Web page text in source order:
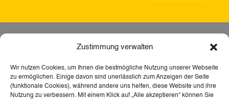
Zustimmung verwalten
Wir nutzen Cookies, um Ihnen die bestmögliche Nutzung unserer Webseite
zu ermöglichen. Einige davon sind unerlässlich zum Anzeigen der Seite
(funktionale Cookies), während andere uns helfen, diese Website und ihre
Nutzung zu verbessern. Mit einem Klick auf „Alle akzeptieren“ können Sie